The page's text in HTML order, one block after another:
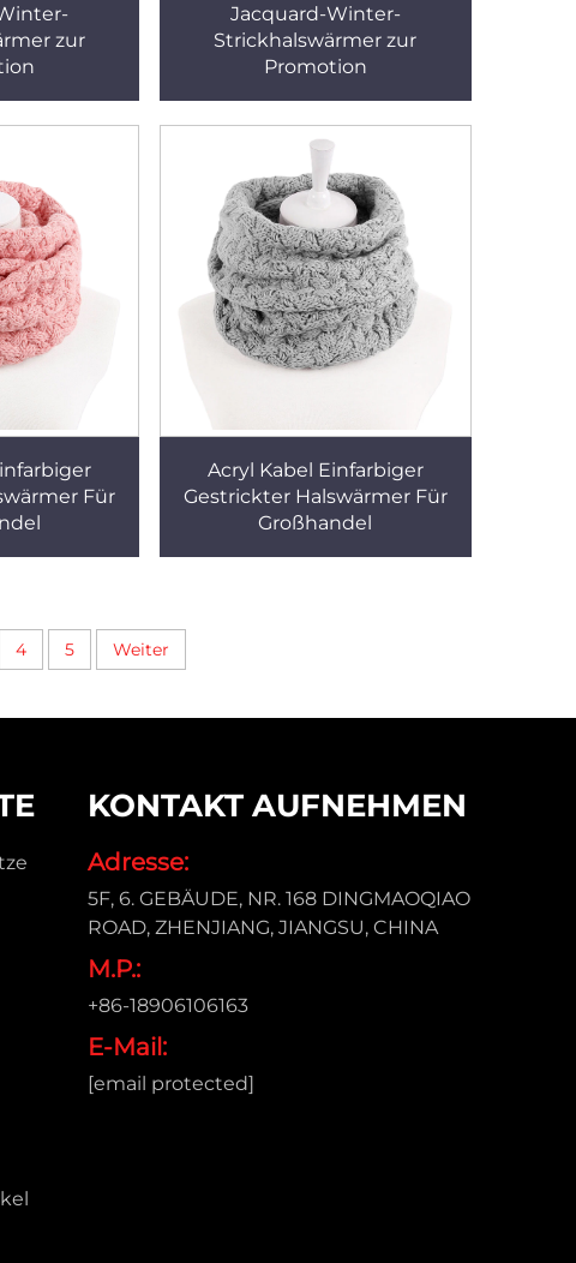
zur
Jacquard-Winter-
Strickhalswärmer zur
Promotion
Für
Acryl Kabel Einfarbiger
Gestrickter Halswärmer Für
Großhandel
4 5 Weiter
KONTAKT AUFNEHMEN
Adresse:
5F, 6. GEBÄUDE, NR. 168 DINGMAOQIAO
ROAD, ZHENJIANG, JIANGSU, CHINA
M.P.:
+86-18906106163
E-Mail:
[email protected]